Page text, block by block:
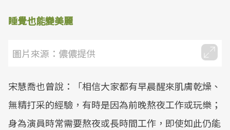
睡覺也能變美麗
圖片來源：儂儂提供
宋慧喬也曾說：「相信大家都有早晨醒來肌膚乾燥、
無精打采的經驗，有時是因為前晚熬夜工作或玩樂；
身為演員時常需要熬夜或長時間工作，即使如此仍能